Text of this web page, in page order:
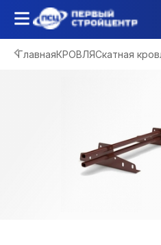
ГлавнаяКРОВЛЯСкатная